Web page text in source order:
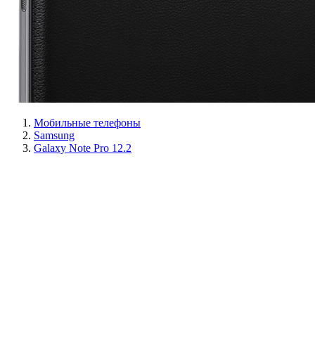
Мобильные телефоны
Samsung
Galaxy Note Pro 12.2